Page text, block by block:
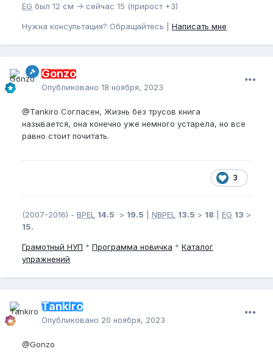
EG был 12 см -> сейчас 15 (прирост +3)
Нужна консультация? Обращайтесь | Написать мне
Gonzo
Опубликовано 18 ноября, 2023
@Tankiro Согласен, Жизнь без трусов книга
называется, она конечно уже немного устарела, но все
равно стоит почитать.
3
(2007-2016) - BPEL 14.5 > 19.5 NBPEL 13.5 > 18 EG 13 >
15.
Грамотный НУП * Программа новичка * Каталог
упражнений
Tankiro
Опубликовано 20 ноября, 2023
@Gonzo